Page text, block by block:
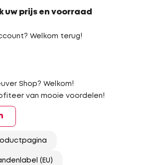
uw prijs en voorraad
Welkom terug!
Shop? Welkom!
van mooie voordelen!
(EU)